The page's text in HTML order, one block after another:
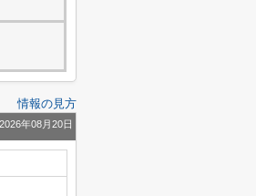
情報の見方
年08月20日